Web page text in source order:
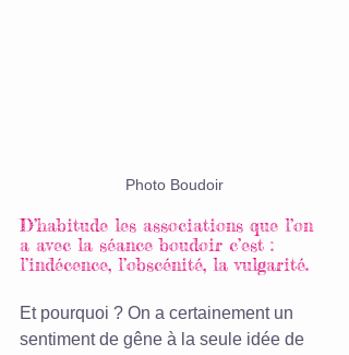
Photo Boudoir
D’habitude les associations que l’on
a avec la séance boudoir c’est :
l’indécence, l’obscénité, la vulgarité.
Et pourquoi ? On a certainement un
sentiment de gêne à la seule idée de